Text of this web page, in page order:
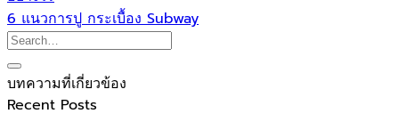
6 แนวการปู กระเบื้อง Subway
บทความที่เกี่ยวข้อง
Recent Posts